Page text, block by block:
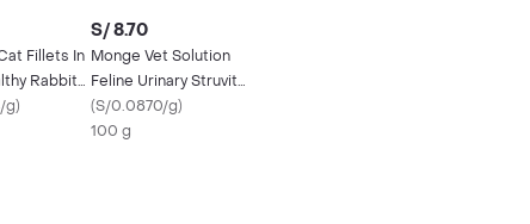
Fillets In
Rabbit
g)
S/ 8.70
Monge Vet Solution
Feline Urinary Struvite
100 Gr
(S/0.0870/g)
100 g